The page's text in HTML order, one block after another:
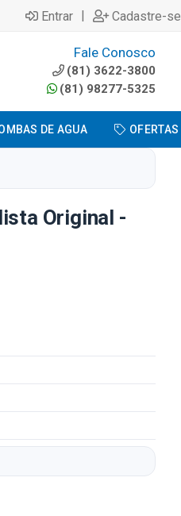
Entrar | Cadastre-se
Fale Conosco
(81) 3622-3800
(81) 98277-5325
DE AGUA OFERTAS
Original -